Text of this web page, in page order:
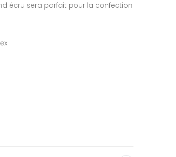
écru sera parfait pour la confection